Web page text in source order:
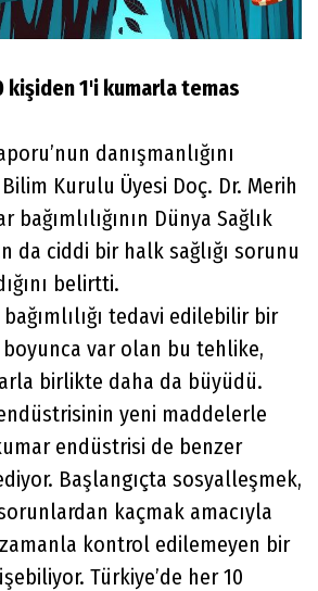
kişiden 1'i kumarla temas
danışmanlığını
Kurulu Üyesi Doç. Dr. Merih
bağımlılığının Dünya Sağlık
da ciddi bir halk sağlığı sorunu
belirtti.
tedavi edilebilir bir
boyunca var olan bu tehlike,
birlikte daha da büyüdü.
yeni maddelerle
endüstrisi de benzer
Başlangıçta sosyalleşmek,
kaçmak amacıyla
kontrol edilemeyen bir
Türkiye’de her 10